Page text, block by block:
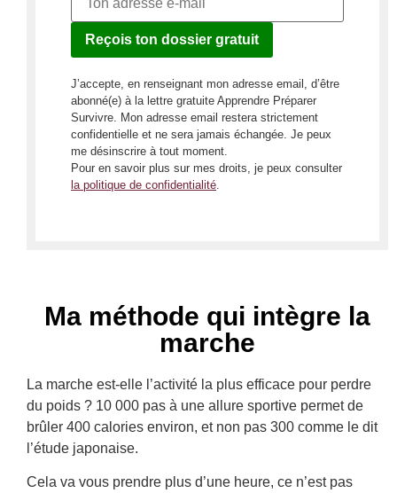
Reçois ton dossier gratuit
J’accepte, en renseignant mon adresse email, d’être
abonné(e) à la lettre gratuite Apprendre Préparer
Survivre. Mon adresse email restera strictement
confidentielle et ne sera jamais échangée. Je peux
me désinscrire à tout moment.
Pour en savoir plus sur mes droits, je peux consulter
la politique de confidentialité.
Ma méthode qui intègre la
marche
La marche est-elle l’activité la plus efficace pour perdre
du poids ? 10 000 pas à une allure sportive permet de
brûler 400 calories environ, et non pas 300 comme le dit
l’étude japonaise.
Cela va vous prendre plus d’une heure, ce n’est pas